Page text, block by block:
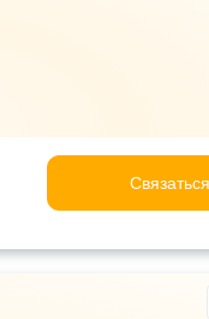
Связаться